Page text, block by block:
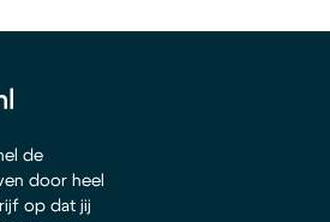
de
door heel
op dat jij